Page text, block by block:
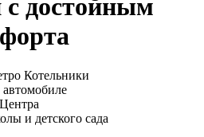
достойным
Котельники
и детского сада